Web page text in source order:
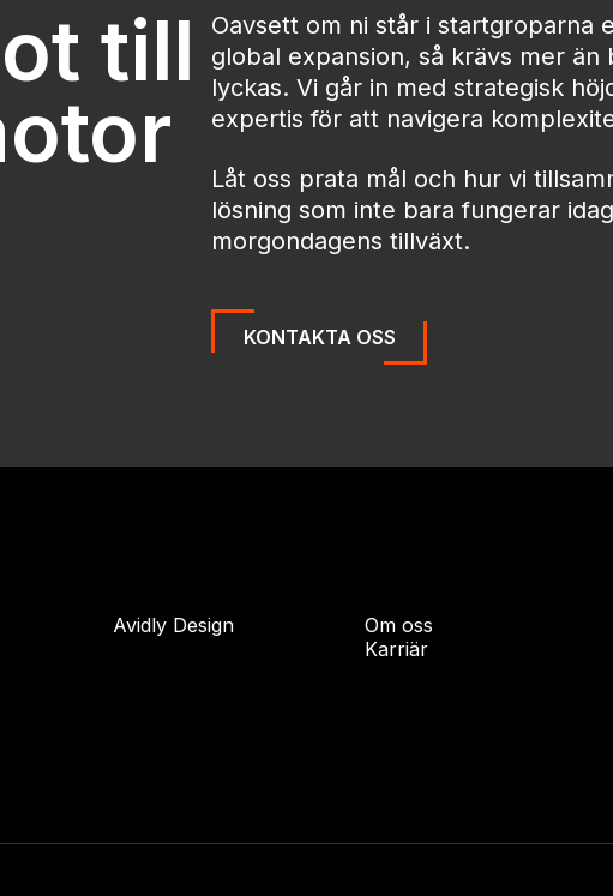
till
Oavsett om ni står i startgroparna
global expansion, så krävs mer
lyckas. Vi går in med strategisk
expertis för att navigera
Låt oss prata mål och hur vi
lösning som inte bara fungerar
morgondagens tillväxt.
KONTAKTA OSS
Avidly Design
Om oss
Karriär